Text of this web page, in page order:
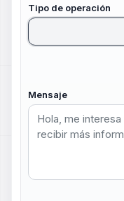
Tipo de operación
Mensaje